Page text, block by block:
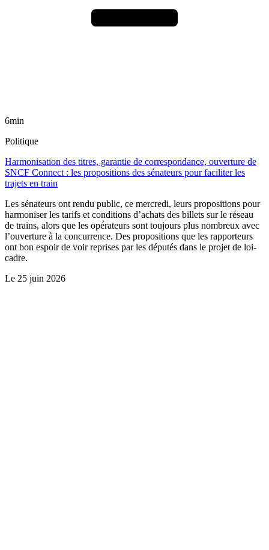
6min
Politique
Harmonisation des titres, garantie de correspondance, ouverture de
SNCF Connect : les propositions des sénateurs pour faciliter les
trajets en train
Les sénateurs ont rendu public, ce mercredi, leurs propositions pour
harmoniser les tarifs et conditions d’achats des billets sur le réseau
de trains, alors que les opérateurs sont toujours plus nombreux avec
l’ouverture à la concurrence. Des propositions que les rapporteurs
ont bon espoir de voir reprises par les députés dans le projet de loi-
cadre.
Le 25 juin 2026